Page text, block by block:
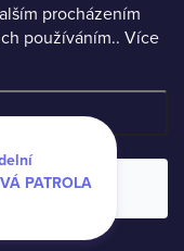
procházením
používáním.. Více
práva vyhrazena.
PATROLA